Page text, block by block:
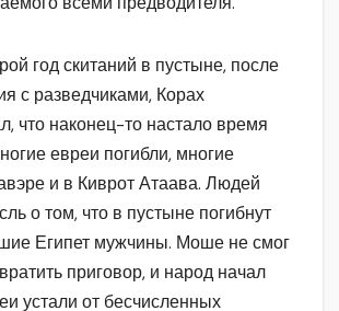
год скитаний в пустыне, после
с разведчиками, Корах
что наконец-то настало время
евреи погибли, многие
и в Киврот Атаава. Людей
о том, что в пустыне погибнут
Египет мужчины. Моше не смог
приговор, и народ начал
устали от бесчисленных